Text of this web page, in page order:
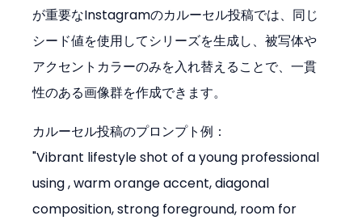
が重要なInstagramのカルーセル投稿では、同じ
シード値を使用してシリーズを生成し、被写体や
アクセントカラーのみを入れ替えることで、一貫
性のある画像群を作成できます。
カルーセル投稿のプロンプト例：
"Vibrant lifestyle shot of a young professional
using , warm orange accent, diagonal
composition, strong foreground, room for